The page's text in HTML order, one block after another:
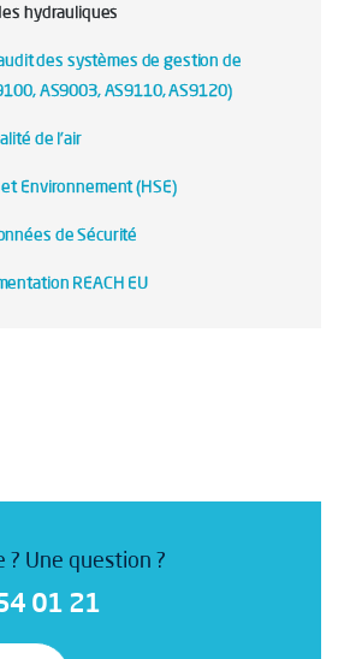
hydrauliques
des systèmes de gestion de
AS9003, AS9110, AS9120)
de l'air
Environnement (HSE)
de Sécurité
REACH EU
? Une question ?
01 21